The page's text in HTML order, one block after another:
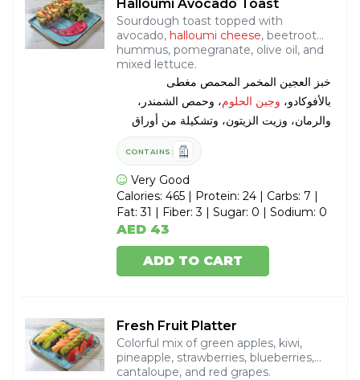
Halloumi Avocado Toast
Sourdough toast topped with
avocado, halloumi cheese, beetroot
hummus, pomegranate, olive oil, and
mixed lettuce.
خبز العجين المخمر المحمص مغطى
بالأفوكادو، وجبن الحلوم، وحمص الشمندر،
والرمان، وزيت الزيتون، وتشكيلة من أوراق
CONTAINS:
Very Good
Calories: 465 | Protein: 24 | Carbs: 7 |
Fat: 31 | Fiber: 3 | Sugar: 0 | Sodium: 0
AED 43
ADD TO CART
Fresh Fruit Platter
Colorful mix of green apples, kiwi,
pineapple, strawberries, blueberries,
cantaloupe, and red grapes.